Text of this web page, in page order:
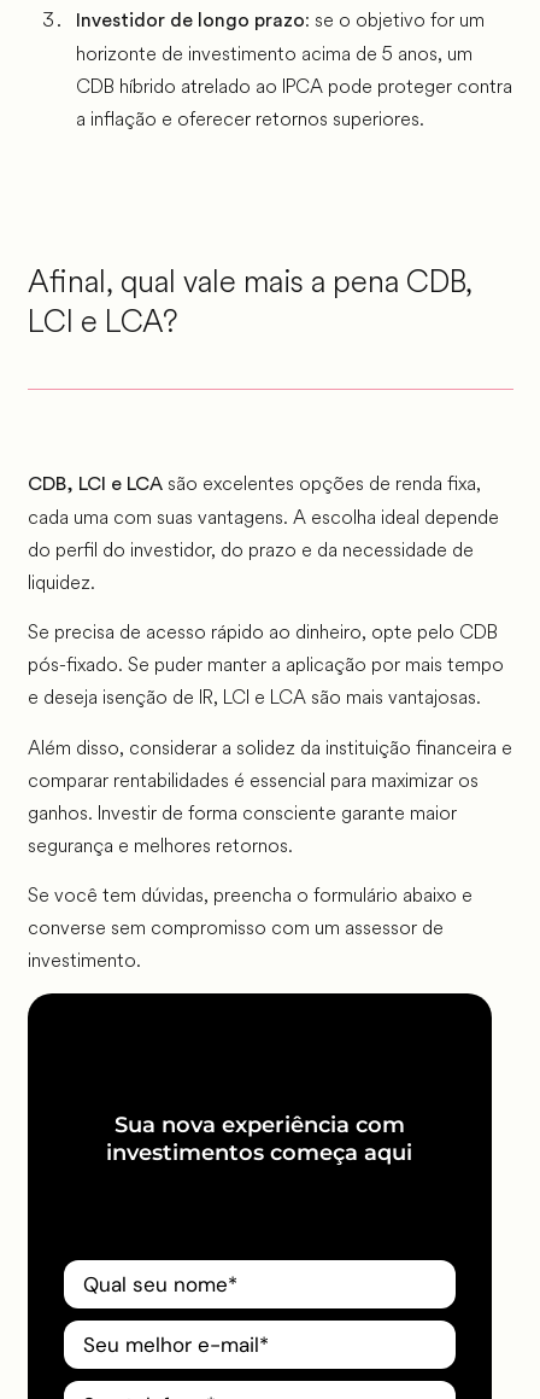
Investidor de longo prazo: se o objetivo for um
horizonte de investimento acima de 5 anos, um
CDB híbrido atrelado ao IPCA pode proteger contra
a inflação e oferecer retornos superiores.
Afinal, qual vale mais a pena CDB,
LCI e LCA?
CDB, LCI e LCAsão excelentes opções de renda fixa,
cada uma com suas vantagens. A escolha ideal depende
do perfil do investidor, do prazo e da necessidade de
liquidez.
Se precisa de acesso rápido ao dinheiro, opte pelo CDB
pós-fixado. Se puder manter a aplicação por mais tempo
e deseja isenção de IR, LCI e LCA são mais vantajosas.
Além disso, considerar a solidez da instituição financeira e
comparar rentabilidades é essencial para maximizar os
ganhos. Investir de forma consciente garante maior
segurança e melhores retornos.
Se você tem dúvidas, preencha o formulário abaixo e
converse sem compromisso com um assessor de
investimento.
Sua nova experiência com
investimentos começa aqui